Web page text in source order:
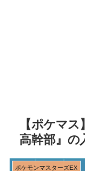
【ポケマ
高幹部』の
ポケモンマスターズEX